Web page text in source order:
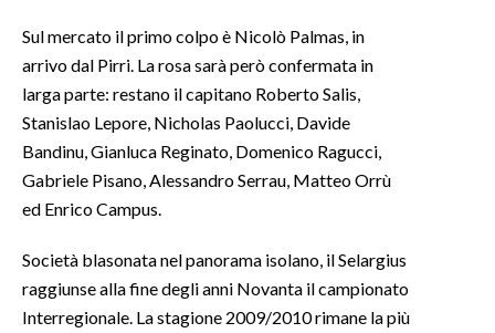
Sul mercato il primo colpo è Nicolò Palmas, in
arrivo dal Pirri. La rosa sarà però confermata in
larga parte: restano il capitano Roberto Salis,
Stanislao Lepore, Nicholas Paolucci, Davide
Bandinu, Gianluca Reginato, Domenico Ragucci,
Gabriele Pisano, Alessandro Serrau, Matteo Orrù
ed Enrico Campus.
Società blasonata nel panorama isolano, il Selargius
raggiunse alla fine degli anni Novanta il campionato
Interregionale. La stagione 2009/2010 rimane la più